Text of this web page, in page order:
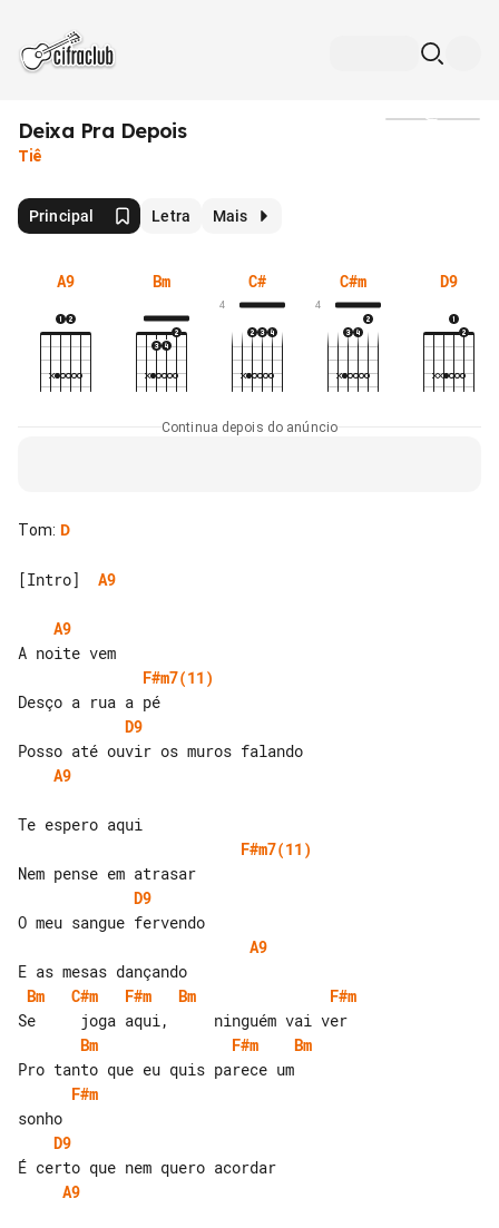
Deixa Pra Depois
Tiê
Principal Letra Mais
A9 Bm C#
4
C#m
4
D9
Continua depois do anúncio
Tom: D
[Intro] A9
A9
F#m7(11)
D9
A9
F#m7(11)
D9
A9
Bm
C#m F#m Bm
F#m
Bm
F#m
Bm
F#m
D9
A9